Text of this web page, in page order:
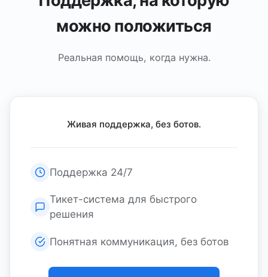
можно положиться
Реальная помощь, когда нужна.
Живая поддержка, без ботов.
Поддержка 24/7
Тикет-система для быстрого
решения
Понятная коммуникация, без ботов